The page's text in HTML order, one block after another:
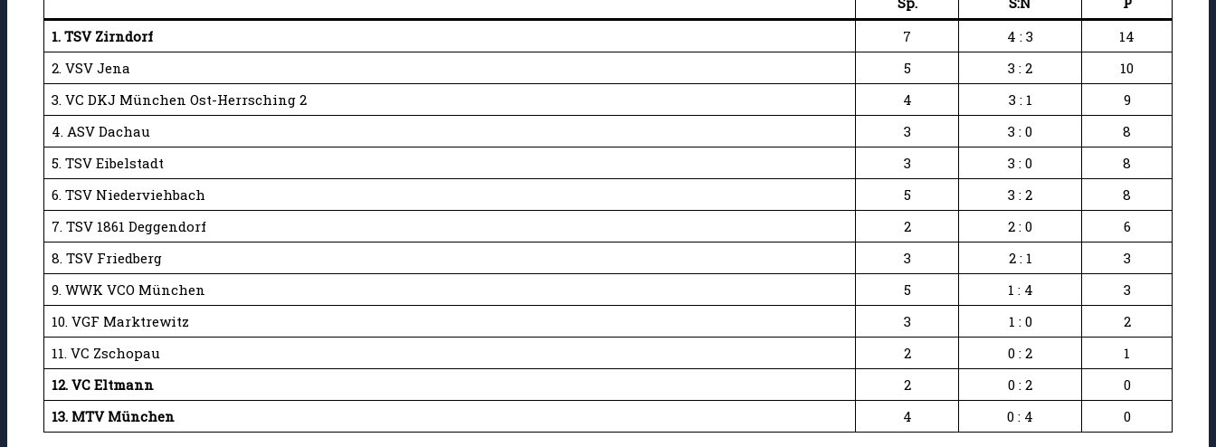
1. TSV Zirndorf
7 4 : 3
14
2. VSV Jena
5 3 : 2
10
3. VC DKJ München Ost-Herrsching 2
4 3 : 1
9
4. ASV Dachau
3 3 : 0
8
5. TSV Eibelstadt
3 3 : 0
8
6. TSV Niederviehbach
5 3 : 2
8
7. TSV 1861 Deggendorf
2 2 : 0
6
8. TSV Friedberg
3 2 : 1
3
9. WWK VCO München
5 1 : 4
3
10. VGF Marktrewitz
3 1 : 0
2
11. VC Zschopau
2 0 : 2
1
12. VC Eltmann
2 0 : 2
0
13. MTV München
4 0 : 4 0